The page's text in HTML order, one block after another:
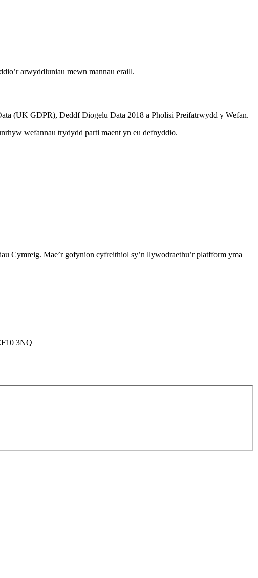
arwyddluniau mewn mannau eraill.
(UK GDPR), Deddf Diogelu Data 2018 a Pholisi Preifatrwydd y Wefan.
wefannau trydydd parti maent yn eu defnyddio.
Cymreig. Mae’r gofynion cyfreithiol sy’n llywodraethu’r platfform yma
3NQ